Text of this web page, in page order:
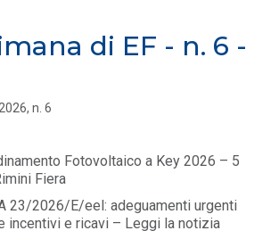
di EF - n. 6 -
n. 6
Fotovoltaico a Key 2026 – 5
Fiera
23/2026/E/eel: adeguamenti urgenti
incentivi e ricavi – Leggi la notizia